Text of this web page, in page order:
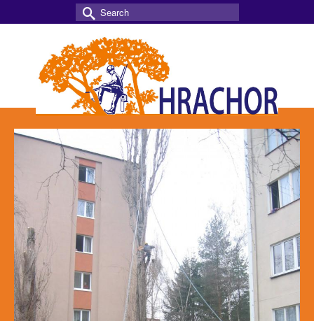
Search
for: